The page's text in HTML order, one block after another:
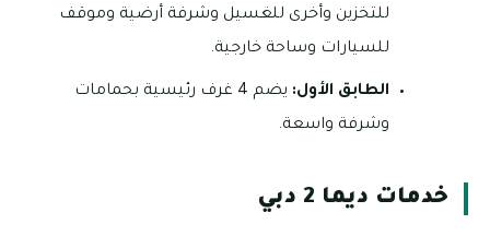
للتخزين وأخرى للغسيل وشرفة أرضية وموقف
للسيارات وساحة خارجية.
الطابق الأول:
يضم 4 غرف رئيسية بحمامات
وشرفة واسعة.
خدمات ديما 2 دبي